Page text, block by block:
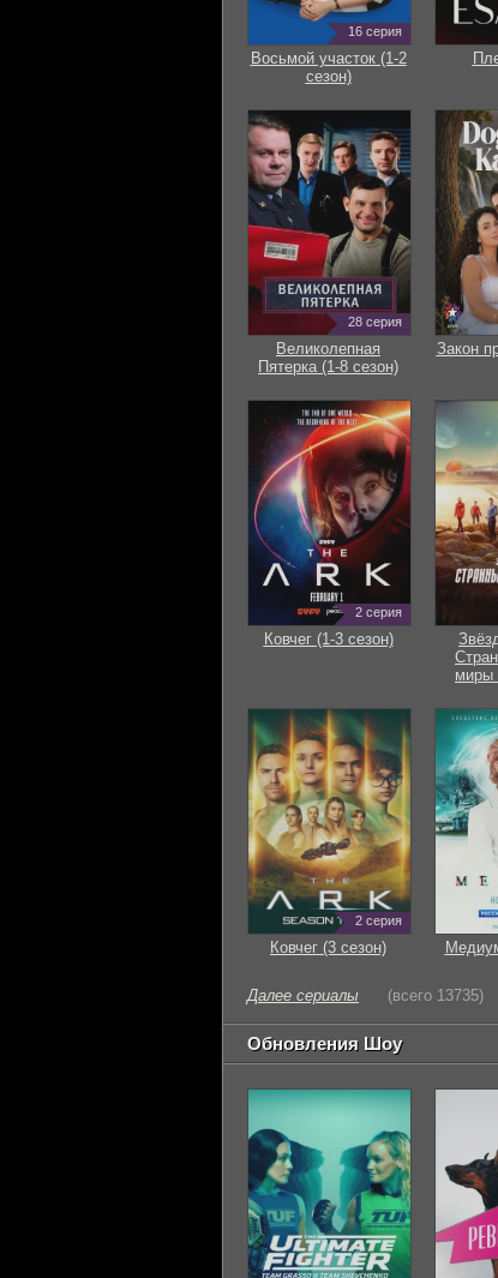
16 серия
Восьмой участок (1-2
сезон)
28 серия
Великолепная
Пятерка (1-8 сезон)
Закон
2 серия
Ковчег (1-3 сезон)
миры
2 серия
Ковчег (3 сезон)
Далее сериалы (всего 13735)
Обновления Шоу